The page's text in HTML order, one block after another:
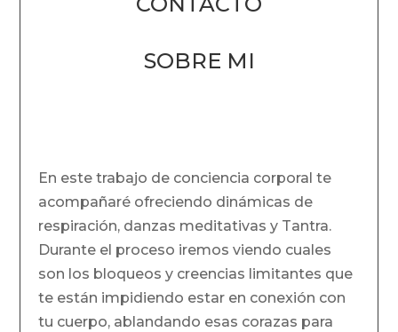
SOBRE MI
En este trabajo de conciencia corporal te
acompañaré ofreciendo dinámicas de
respiración, danzas meditativas y Tantra.
Durante el proceso iremos viendo cuales
son los bloqueos y creencias limitantes que
te están impidiendo estar en conexión con
tu cuerpo, ablandando esas corazas para